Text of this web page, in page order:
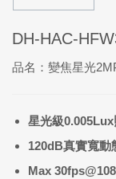
DH-HAC-
品名：變焦星光
星光級0.005Lux
120dB真實寬動
Max